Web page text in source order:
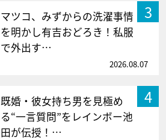
3
マツコ、みずからの洗濯事情
を明かし有吉おどろき！私服
で外出す…
2026.08.07
4
既婚・彼女持ち男を見極め
る“一言質問”をレインボー池
田が伝授！…